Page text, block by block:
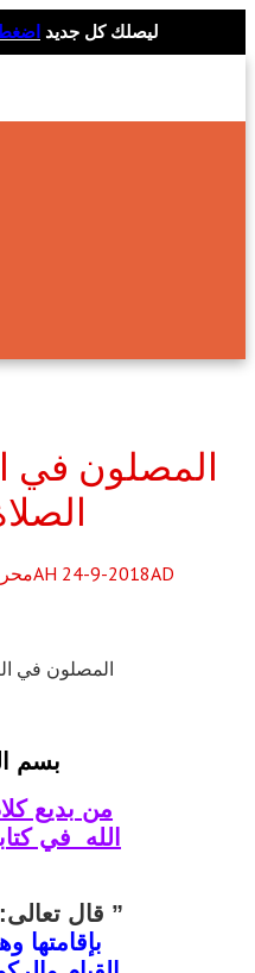
ليصلك كل جديد
المصلون في
Mon 14 محرم 1440AH 24-9-2018AD
بسم
من بديع
الله في
” قال
بإقامتها